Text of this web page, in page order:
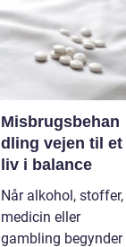
Misbrugsbehan
dling vejen til et
liv i balance
Når alkohol, stoffer,
medicin eller
gambling begynder